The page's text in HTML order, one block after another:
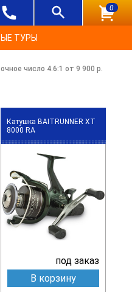
0
ТУРЫ
число 4.6:1 от 9 900 р.
Катушка BAITRUNNER XT
8000 RA
под заказ
В корзину